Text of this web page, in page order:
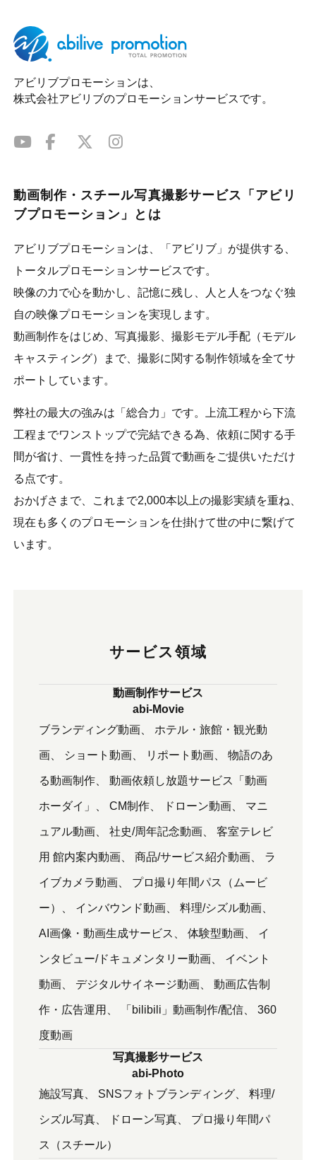
アビリブプロモーションは、
株式会社アビリブのプロモーションサービスです。
動画制作・スチール写真撮影サービス「アビリ
ブプロモーション」とは
アビリブプロモーションは、「アビリブ」が提供する、
トータルプロモーションサービスです。
映像の力で心を動かし、記憶に残し、人と人をつなぐ独
自の映像プロモーションを実現します。
動画制作をはじめ、写真撮影、撮影モデル手配（モデル
キャスティング）まで、撮影に関する制作領域を全てサ
ポートしています。
弊社の最大の強みは「総合力」です。上流工程から下流
工程までワンストップで完結できる為、依頼に関する手
間が省け、一貫性を持った品質で動画をご提供いただけ
る点です。
おかげさまで、これまで2,000本以上の撮影実績を重ね、
現在も多くのプロモーションを仕掛けて世の中に繋げて
います。
サービス領域
動画制作サービス
abi-Movie
ブランディング動画
ホテル・旅館・観光動
画 ショート動画 リポート動画 物語のあ
る動画制作 動画依頼し放題サービス「動画
ホーダイ」 CM制作 ドローン動画 マニ
ュアル動画 社史/周年記念動画 客室テレビ
用 館内案内動画 商品/サービス紹介動画 ラ
イブカメラ動画 プロ撮り年間パス（ムービ
ー） インバウンド動画 料理/シズル動画
AI画像・動画生成サービス 体験型動画 イ
ンタビュー/ドキュメンタリー動画 イベント
動画 デジタルサイネージ動画 動画広告制
作・広告運用 「bilibili」動画制作/配信 360
度動画
写真撮影サービス
abi-Photo
施設写真
SNSフォトブランディング 料理/
シズル写真 ドローン写真 プロ撮り年間パ
ス（スチール）